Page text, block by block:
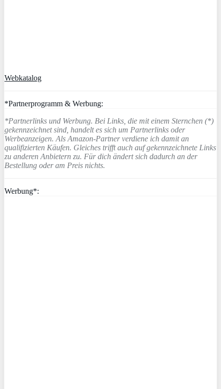
Webkatalog
*Partnerprogramm & Werbung:
*Partnerlinks und Werbung. Bei Links, die mit einem Sternchen (*)
gekennzeichnet sind, handelt es sich um Partnerlinks oder
Werbeanzeigen. Als Amazon-Partner verdiene ich damit an
qualifizierten Käufen. Gleiches trifft auch auf gekennzeichnete Links
zu anderen Anbietern zu. Für dich ändert sich dadurch an der
Bestellung oder am Preis nichts.
Werbung*: